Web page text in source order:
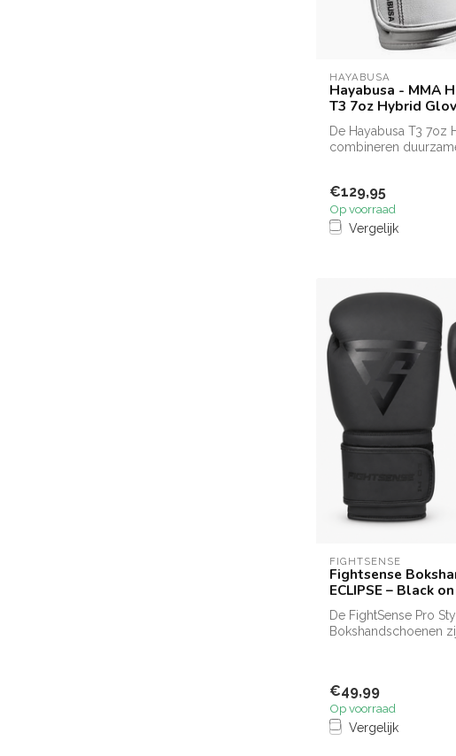
HAYABUSA
Hayabusa - MMA
T3 7oz Hybrid
De Hayabusa T3 7oz
combineren
€129,95
Op voorraad
Vergelijk
FIGHTSENSE
Fightsense
ECLIPSE – Black
De FightSense Pro
Bokshandschoenen
€49,99
Op voorraad
Vergelijk